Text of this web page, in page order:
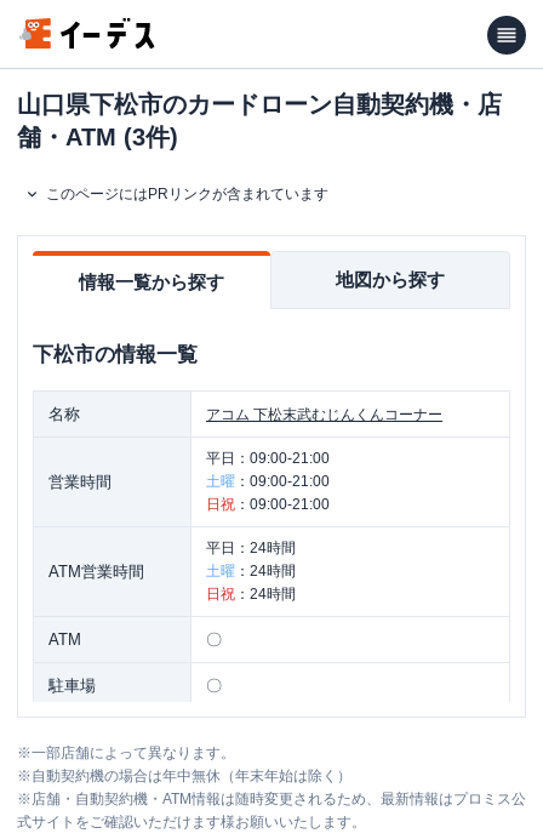
山口県下松市のカードローン自動契約機・店
舗・ATM (3件)
このページにはPRリンクが含まれています
情報一覧から探す 地図から探す
下松市の情報一覧
名称 アコム 下松末武むじんくんコーナー
営業時間
平日： 09:00-21:00
土曜 ： 09:00-21:00
日祝 ： 09:00-21:00
ATM営業時間
平日： 24時間
土曜 ： 24時間
日祝 ： 24時間
ATM 〇
駐車場 〇
名称
アイフル 【2026/3/30閉店】下松末武店 無
人契約コーナー
※一部店舗によって異なります。
※自動契約機の場合は年中無休（年末年始は除く）
※店舗・自動契約機・ATM情報は随時変更されるため、最新情報はプロミス公
式サイトをご確認いただけます様お願いいたします。